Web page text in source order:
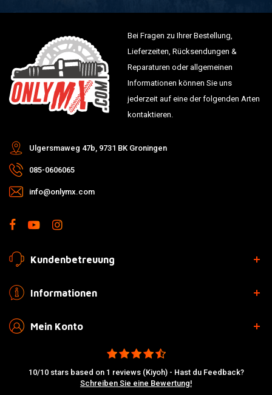
Bei Fragen zu Ihrer Bestellung,
Lieferzeiten, Rücksendungen &
Reparaturen oder allgemeinen
Informationen können Sie uns
jederzeit auf eine der folgenden Arten
kontaktieren.
Ulgersmaweg 47b, 9731 BK Groningen
085-0606065
info@onlymx.com
Kundenbetreuung
Informationen
Mein Konto
10/10 stars based on 1 reviews (Kiyoh) - Hast du Feedback?
Schreiben Sie eine Bewertung!